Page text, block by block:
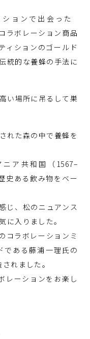
ョンで出会った
ラボレーション商品
ィションのゴールド
統的な養蜂の手法に
い場所に吊るして巣
れた森の中で養蜂を
ア共和国（1567–
史ある飲み物をベー
じ、松のニュアンス
に入りました。
コラボレーションミ
である藤浦一理氏の
れました。
レーションをお楽し